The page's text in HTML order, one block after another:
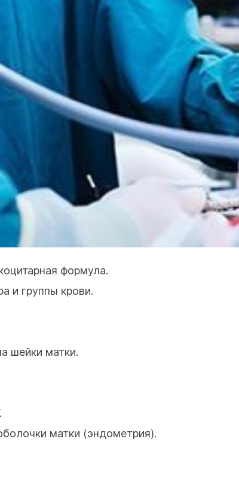
формула.
и группы крови.
шейки матки.
матки (эндометрия).